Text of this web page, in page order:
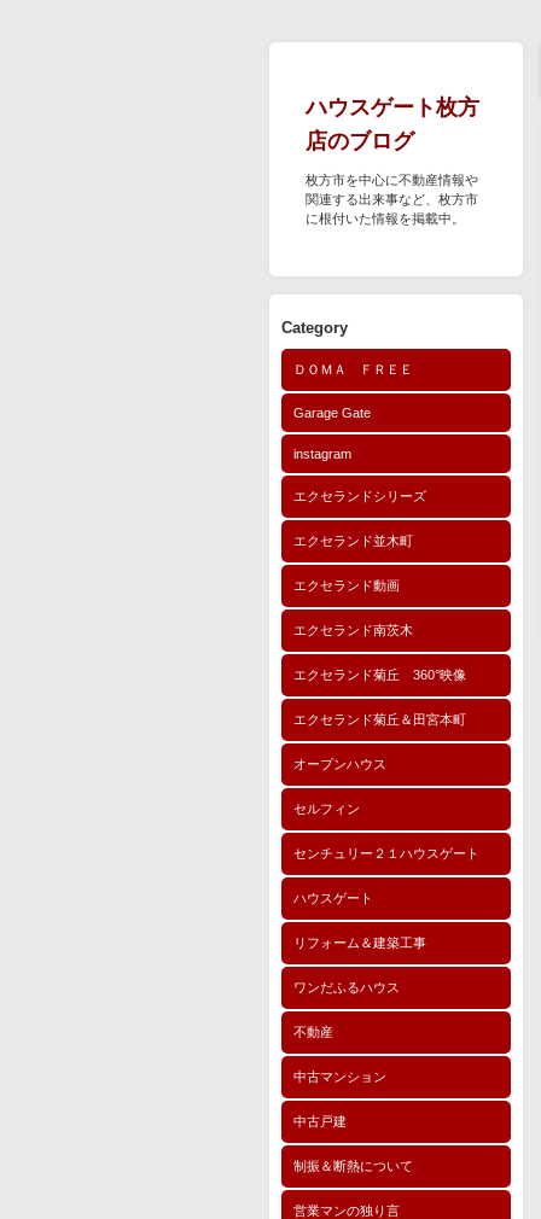
ハウスゲート枚方
店のブログ
枚方市を中心に不動産情報や
関連する出来事など、枚方市
に根付いた情報を掲載中。
Category
ＤＯＭＡ ＦＲＥＥ
Garage Gate
instagram
エクセランドシリーズ
エクセランド並木町
エクセランド動画
エクセランド南茨木
エクセランド菊丘 360°映像
エクセランド菊丘＆田宮本町
オープンハウス
セルフィン
センチュリー２１ハウスゲート
ハウスゲート
リフォーム＆建築工事
ワンだふるハウス
不動産
中古マンション
中古戸建
制振＆断熱について
営業マンの独り言